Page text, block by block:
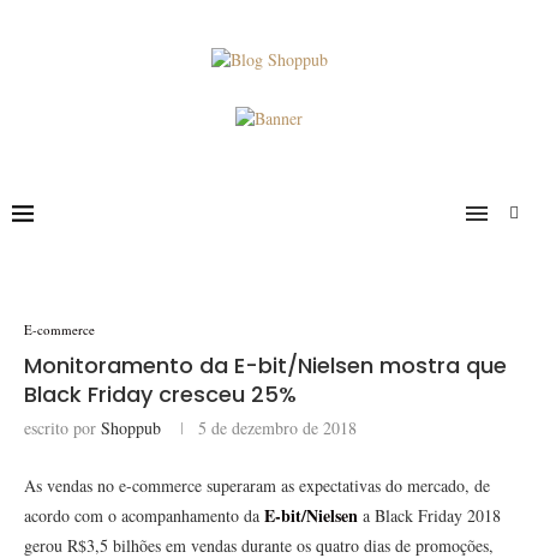
E-commerce
Monitoramento da E-bit/Nielsen mostra que
Black Friday cresceu 25%
escrito por Shoppub 5 de dezembro de 2018
As vendas no e-commerce superaram as expectativas do mercado, de
acordo com o acompanhamento da E-bit/Nielsen a Black Friday 2018
gerou R$3,5 bilhões em vendas durante os quatro dias de promoções,